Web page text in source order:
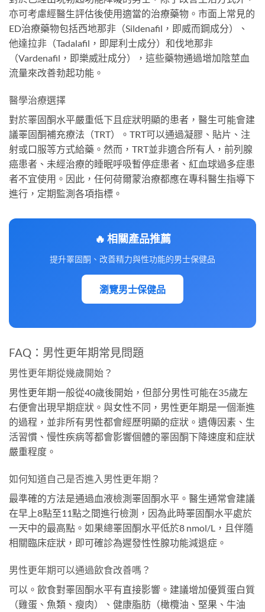
亦可考慮經醫生評估後使用適當的治療藥物。市面上常見的
ED治療藥物包括西地那非（Sildenafil，即威而鋼成分）、
他達拉非（Tadalafil，即犀利士成分）和伐地那非
（Vardenafil，即樂威壯成分），這些藥物通過增加陰莖血
流量來改善勃起功能。
醫學治療選擇
對於睪固酮水平嚴重低下且症狀明顯的患者，醫生可能會建
議睪固酮補充療法（TRT）。TRT可以通過凝膠、貼片、注
射或口服等方式給藥。然而，TRT並非適合所有人，前列腺
癌患者、未經治療的睡眠呼吸暫停症患者、紅血球過多症患
者不宜使用。因此，任何荷爾蒙治療都應在專科醫生指導下
進行，定期監測各項指標。
🔥 相關產品推薦
提升睪固酮、改善精力與性功能的男士保健品
瀏覽男士保健品
FAQ：男性更年期常見問題
男性更年期從幾歲開始？
男性更年期一般從40歲後開始，但部分男性可能在35歲左
右便會出現早期症狀。與女性不同，男性更年期是一個漸進
的過程，並非所有男性都會經歷明顯的症狀。遺傳因素、生
活習慣、慢性疾病等都會影響個體的睪固酮下降速度和症狀
嚴重程度。
如何知道自己是否進入男性更年期？
最準確的方法是通過血液檢測睪固酮水平。醫生通常會建議
在早上8點至11點之間進行檢測，因為此時睪固酮水平處於
一天中的最高點。如果總睪固酮水平低於8 nmol/L，且伴隨
相關臨床症狀，即可確診為遲發性性腺功能減退症。
男性更年期可以通過飲食改善嗎？
可以。飲食對睪固酮水平有直接影響。建議增加優質蛋白質
（雞蛋、魚類、瘦肉）、健康脂肪（橄欖油、堅果、牛油